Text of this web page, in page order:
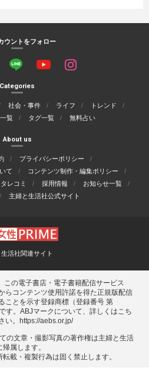
ウントをフォロー
Categories
社会・事件 ライフ
トレンド
覧 タグ一覧 無料占い
About us
プライバシーポリシー
て
コンテンツ制作・編集ポリシー
タレコミ 採用情報
お知らせ一覧
主婦と生活社公式サイト
活社関連サイト
この電子書店・電子書籍配信サービス
らコンテンツ使用許諾を得た正規版配信
ことを示す登録商標（登録番号 第
す。ABJマークについて、詳しくはこち
い。
https://aebs.or.jp/
の⽂章・撮影写真の著作権は主婦と⽣活
帰属します。
載・複製⾏為は固く禁⽌します。